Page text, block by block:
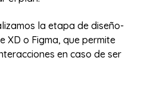
la etapa de diseño-
XD o Figma, que permite
en caso de ser